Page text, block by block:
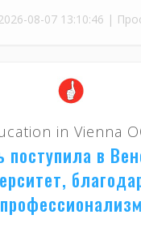
08-07 13:10:46 |
in Vienna
поступила в
профессионализм